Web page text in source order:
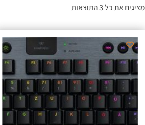
מציגים את כל ⁦3⁩ התוצאות